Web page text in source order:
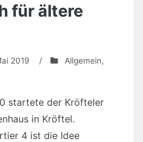
für ältere
2019 / Allgemein,
startete der Kröfteler
in Kröftel.
4 ist die Idee